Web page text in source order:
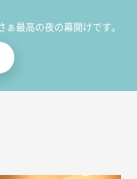
最高の夜の幕開けです。
とサービスに
幸いです。